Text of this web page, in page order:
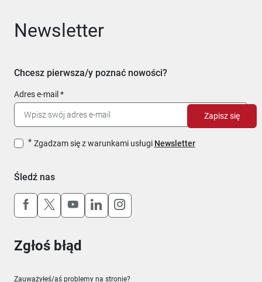
Newsletter
Chcesz pierwsza/y poznać nowości?
Adres e-mail
Zgadzam się z warunkami usługi Newsletter
Zapisz się
Śledź nas
Uwaga, link otworzy się w nowym oknie
Uwaga, link otworzy się w nowym oknie
Uwaga, link otworzy się w nowym
Uwaga, link otworzy się w
Uwaga, link otworzy się w
Zgłoś błąd
Zauważyłeś/aś problemy na stronie?